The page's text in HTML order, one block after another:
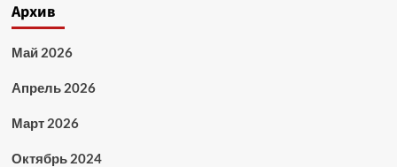
Архив
Май 2026
Апрель 2026
Март 2026
Октябрь 2024